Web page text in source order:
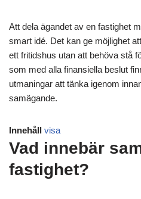
Att dela ägandet av en fastighet
smart idé. Det kan ge möjlighet
ett fritidshus utan att behöva stå
som med alla finansiella beslut
utmaningar att tänka igenom
samägande.
Innehåll visa
Vad innebär
fastighet?